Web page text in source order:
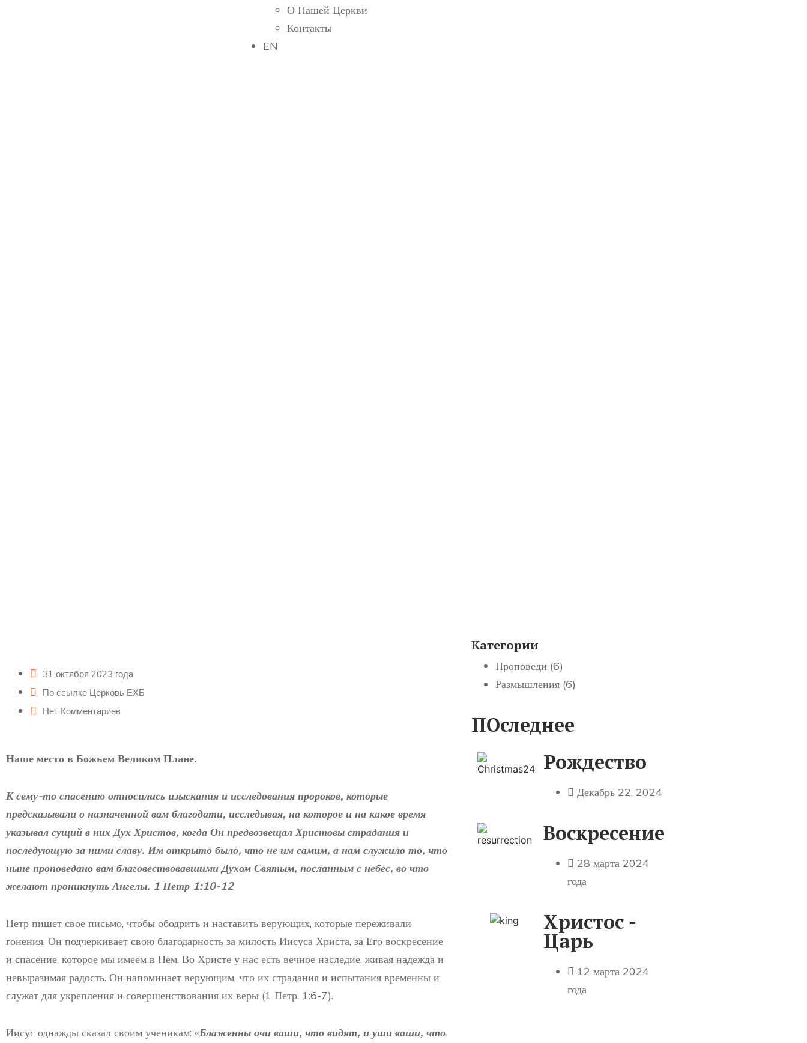
О Нашей Церкви
Контакты
EN
31 октября 2023 года
По ссылке Церковь ЕХБ
Нет Комментариев
Наше место в Божьем Великом Плане.
К сему-то спасению относились изыскания и исследования пророков, которые
предсказывали о назначенной вам благодати, исследывая, на которое и на какое время
указывал сущий в них Дух Христов, когда Он предвозвещал Христовы страдания и
последующую за ними славу. Им открыто было, что не им самим, а нам служило то, что
ныне проповедано вам благовествовавшими Духом Святым, посланным с небес, во что
желают проникнуть Ангелы. 1 Петр 1:10-12
Петр пишет свое письмо, чтобы ободрить и наставить верующих, которые переживали
гонения. Он подчеркивает свою благодарность за милость Иисуса Христа, за Его воскресение
и спасение, которое мы имеем в Нем. Во Христе у нас есть вечное наследие, живая надежда и
невыразимая радость. Он напоминает верующим, что их страдания и испытания временны и
служат для укрепления и совершенствования их веры (1 Петр. 1:6-7).
Иисус однажды сказал своим ученикам: «Блаженны очи ваши, что видят, и уши ваши, что
Категории
Проповеди (6)
Размышления(6)
ПОследнее
Рождество
Декабрь 22, 2024
Воскресение
28 марта 2024
года
Христос -
Царь
12 марта 2024
года